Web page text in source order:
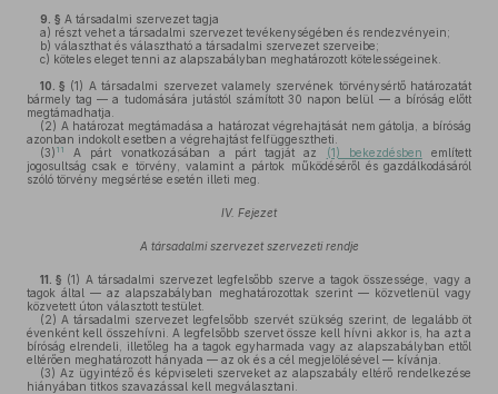
9. § A társadalmi szervezet tagja
a) részt vehet a társadalmi szervezet tevékenységében és rendezvényein;
b) választhat és választható a társadalmi szervezet szerveibe;
c) köteles eleget tenni az alapszabályban meghatározott kötelességeinek.
10. § (1) A társadalmi szervezet valamely szervének törvénysértő határozatát
bármely tag — a tudomására jutástól számított 30 napon belül — a bíróság előtt
megtámadhatja.
(2) A határozat megtámadása a határozat végrehajtását nem gátolja, a bíróság
azonban indokolt esetben a végrehajtást felfüggesztheti.
(3) 11 A párt vonatkozásában a párt tagját az (1) bekezdésben említett
jogosultság csak e törvény, valamint a pártok működéséről és gazdálkodásáról
szóló törvény megsértése esetén illeti meg.
IV. Fejezet
A társadalmi szervezet szervezeti rendje
11. § (1) A társadalmi szervezet legfelsőbb szerve a tagok összessége, vagy a
tagok által — az alapszabályban meghatározottak szerint — közvetlenül vagy
közvetett úton választott testület.
(2) A társadalmi szervezet legfelsőbb szervét szükség szerint, de legalább öt
évenként kell összehívni. A legfelsőbb szervet össze kell hívni akkor is, ha azt a
bíróság elrendeli, illetőleg ha a tagok egyharmada vagy az alapszabályban ettől
eltérően meghatározott hányada — az ok és a cél megjelölésével — kívánja.
(3) Az ügyintéző és képviseleti szerveket az alapszabály eltérő rendelkezése
hiányában titkos szavazással kell megválasztani.